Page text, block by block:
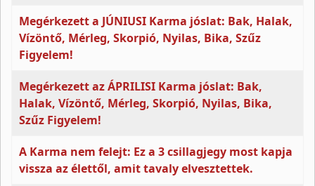
Megérkezett a JÚNIUSI Karma jóslat: Bak, Halak,
Vízöntő, Mérleg, Skorpió, Nyilas, Bika, Szűz
Figyelem!
Megérkezett az ÁPRILISI Karma jóslat: Bak,
Halak, Vízöntő, Mérleg, Skorpió, Nyilas, Bika,
Szűz Figyelem!
A Karma nem felejt: Ez a 3 csillagjegy most kapja
vissza az élettől, amit tavaly elvesztettek.